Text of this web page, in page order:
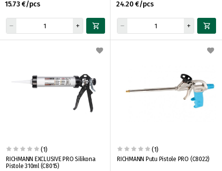
15.73 €/pcs 24.20 €/pcs
(1)
RICHMANN EXCLUSIVE PRO Silikona
Pistole 310ml (C8015)
(1)
RICHMANN Putu Pistole PRO (C8022)